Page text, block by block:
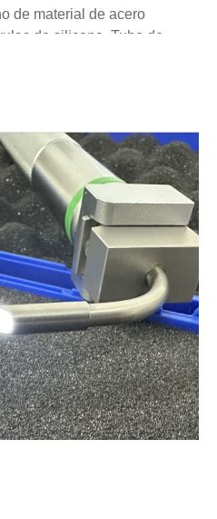
de material de acero
de silicona. Tubo de
se puede adjuntar una
de Muestra de 100mg
Funciona con:
plástico comercial de
Rango de tamaño
seco se puede cargar
en un rango muy amplio de
hasta
El dispositivo no filtra
que viajan a través de él.
Acero inoxidable con punta
Diámetro exterior 1 mm,
0.7mm. Ratón: Diámetro
interior 0.4mm.